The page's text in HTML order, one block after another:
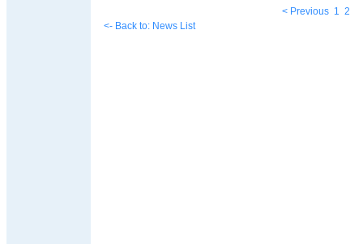
< Previous 1 2
<- Back to: News List